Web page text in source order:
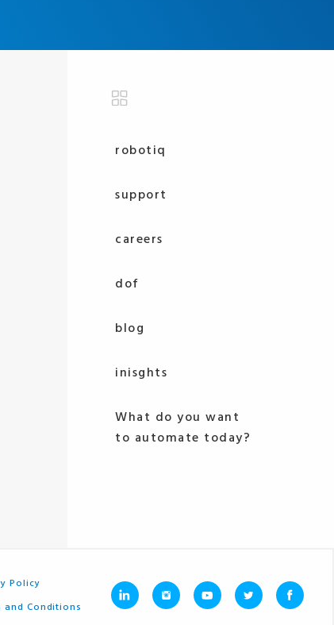
robotiq
support
careers
dof
blog
inisghts
What do you want
to automate today?
Policy
and Conditions